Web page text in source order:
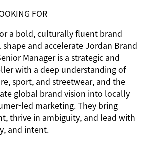
FOR
a bold, culturally fluent brand
and accelerate Jordan Brand
Manager is a strategic and
with a deep understanding of
sport, and streetwear, and the
global brand vision into locally
led marketing. They bring
thrive in ambiguity, and lead with
and intent.